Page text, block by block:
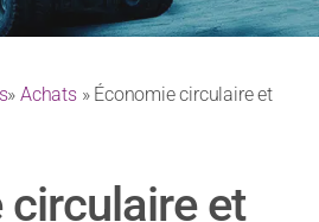
»Achats» Économie circulaire et
circulaire et